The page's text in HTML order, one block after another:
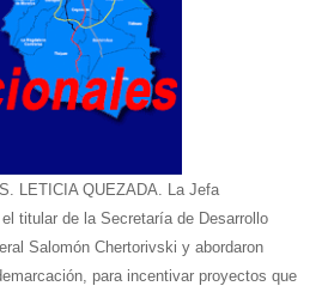
LETICIA QUEZADA. La Jefa
titular de la Secretaría de Desarrollo
Salomón Chertorivski y abordaron
para incentivar proyectos que